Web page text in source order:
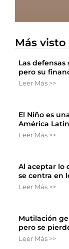
Más visto
Las
pero su
Leer Más >>
El Niño es
América
Leer Más >>
Al aceptar lo
se centra en
Leer Más >>
Mutilación
pero se
Leer Más >>